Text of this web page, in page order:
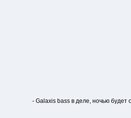
- Galaxis bass в деле, ночью будет